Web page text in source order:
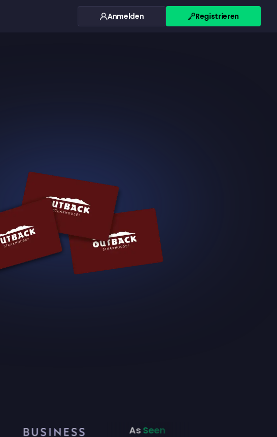
Anmelden Registrieren
AsSeen